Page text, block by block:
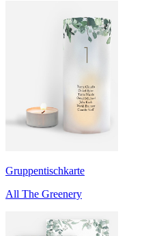
Gruppentischkarte
All The Greenery